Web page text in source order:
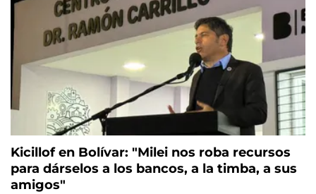
Kicillof en Bolívar: "Milei nos roba recursos
para dárselos a los bancos, a la timba, a sus
amigos"